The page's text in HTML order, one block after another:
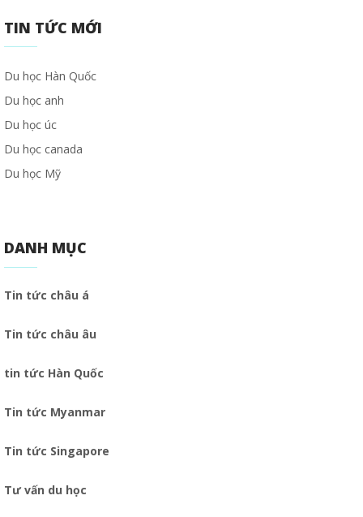
TIN TỨC MỚI
Du học Hàn Quốc
Du học anh
Du học úc
Du học canada
Du học Mỹ
DANH MỤC
Tin tức châu á
Tin tức châu âu
tin tức Hàn Quốc
Tin tức Myanmar
Tin tức Singapore
Tư vấn du học